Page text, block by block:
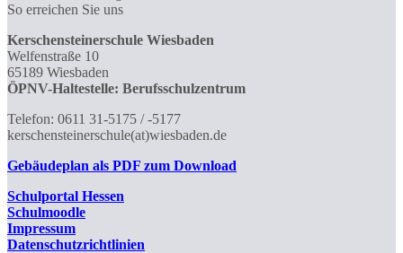
So erreichen Sie uns
Kerschensteinerschule Wiesbaden
Welfenstraße 10
65189 Wiesbaden
ÖPNV-Haltestelle: Berufsschulzentrum
Telefon: 0611 31-5175 / -5177
kerschensteinerschule(at)wiesbaden.de
Gebäudeplan als PDF zum Download
Schulportal Hessen
Schulmoodle
Impressum
Datenschutzrichtlinien